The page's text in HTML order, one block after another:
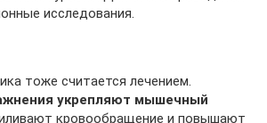
исследования.
тоже считается лечением.
укрепляют мышечный
кровообращение и повышают